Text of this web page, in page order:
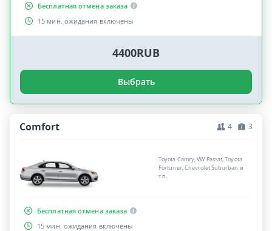
Бесплатная отмена заказа
15 мин. ожидания включены
4400RUB
Выбрать
Comfort 4 3
Toyota Camry, VW Passat, Toyota
Fortuner, Chevrolet Suburban и
т.п.
Бесплатная отмена заказа
15 мин. ожидания включены